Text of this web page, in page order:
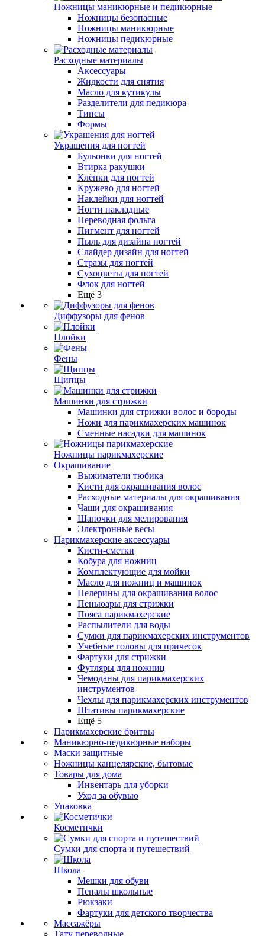
Ножницы маникюрные и педикюрные
Ножницы безопасные
Ножницы маникюрные
Ножницы педикюрные
Расходные материалы
Аксессуары
Жидкости для снятия
Масло для кутикулы
Разделители для педикюра
Типсы
Формы
Украшения для ногтей
Бульонки для ногтей
Втирка ракушки
Клёпки для ногтей
Кружево для ногтей
Наклейки для ногтей
Ногти накладные
Переводная фольга
Пигмент для ногтей
Пыль для дизайна ногтей
Слайдер дизайн для ногтей
Стразы для ногтей
Сухоцветы для ногтей
Флок для ногтей
Ещё 3
Диффузоры для фенов
Плойки
Фены
Щипцы
Машинки для стрижки
Машинки для стрижки волос и бороды
Ножи для парикмахерских машинок
Сменные насадки для машинок
Ножницы парикмахерские
Окрашивание
Выжиматели тюбика
Кисти для окрашивания волос
Расходные материалы для окрашивания
Чаши для окрашивания
Шапочки для мелирования
Электронные весы
Парикмахерские аксессуары
Кисти-сметки
Кобура для ножниц
Комплектующие для мойки
Масло для ножниц и машинок
Пелерины для окрашивания волос
Пеньюары для стрижки
Пояса парикмахерские
Распылители для воды
Сумки для парикмахерских инструментов
Учебные головы для причесок
Фартуки для стрижки
Футляры для ножниц
Чемоданы для парикмахерских
инструментов
Чехлы для парикмахерских инструментов
Штативы парикмахерские
Ещё 5
Парикмахерские бритвы
Маникюрно-педикюрные наборы
Маски защитные
Ножницы канцелярские, бытовые
Товары для дома
Инвентарь для уборки
Уход за обувью
Упаковка
Косметички
Сумки для спорта и путешествий
Школа
Мешки для обуви
Пеналы школьные
Рюкзаки
Фартуки для детского творчества
Массажёры
Тату переводные